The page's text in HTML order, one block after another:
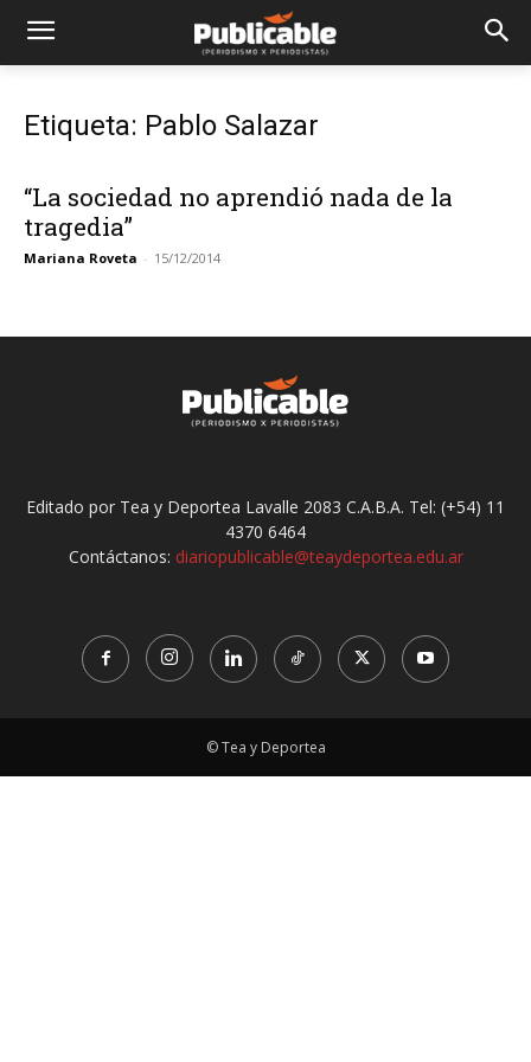
Etiqueta: Pablo Salazar
“La sociedad no aprendió nada de la
tragedia”
Mariana Roveta - 15/12/2014
Editado por Tea y Deportea Lavalle 2083 C.A.B.A. Tel: (+54) 11
4370 6464
Contáctanos: diariopublicable@teaydeportea.edu.ar
© Tea y Deportea